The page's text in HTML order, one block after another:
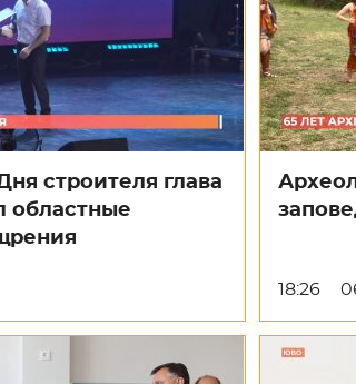
строителя глава
областные
18:26